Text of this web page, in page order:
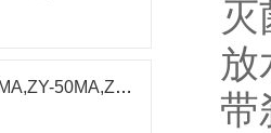
ZY-30MA,ZY-40MA,ZY-50MA,ZY-75MA蒸汽灭菌器技术参数
放
带